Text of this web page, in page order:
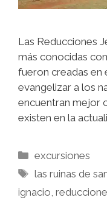
Las Reducciones
más conocidas
fueron creadas en
evangelizar a los
encuentran mejor
existen en la
excursiones
las ruinas de
ignacio